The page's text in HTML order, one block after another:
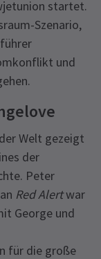
startet.
Szenario,
und
Welt gezeigt
der
Peter
Red Alertwar
George und
für die große